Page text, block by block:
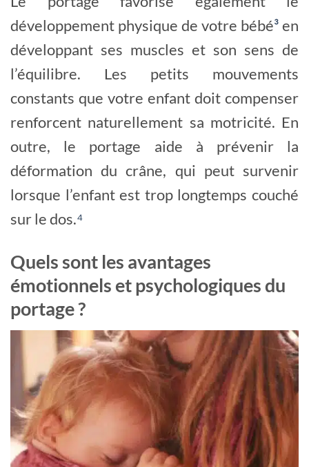
développement physique de votre bébé³en
développant ses muscles et son sens de
l’équilibre. Les petits mouvements
constants que votre enfant doit compenser
renforcent naturellement sa motricité. En
outre, le portage aide à prévenir la
déformation du crâne, qui peut survenir
lorsque l’enfant est trop longtemps couché
sur le dos.⁴
Quels sont les avantages
émotionnels et psychologiques du
portage ?